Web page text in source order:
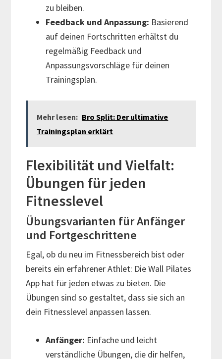
zu bleiben.
Feedback und Anpassung: Basierend
auf deinen Fortschritten erhältst du
regelmäßig Feedback und
Anpassungsvorschläge für deinen
Trainingsplan.
Mehr lesen: Bro Split: Der ultimative
Trainingsplan erklärt
Flexibilität und Vielfalt:
Übungen für jeden
Fitnesslevel
Übungsvarianten für Anfänger
und Fortgeschrittene
Egal, ob du neu im Fitnessbereich bist oder
bereits ein erfahrener Athlet: Die Wall Pilates
App hat für jeden etwas zu bieten. Die
Übungen sind so gestaltet, dass sie sich an
dein Fitnesslevel anpassen lassen.
Anfänger: Einfache und leicht
verständliche Übungen, die dir helfen,